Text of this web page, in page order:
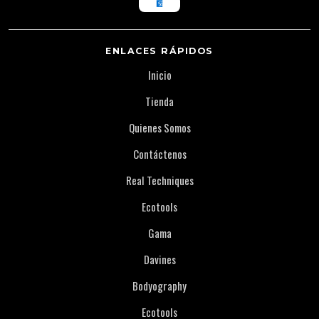
ENLACES RÁPIDOS
Inicio
Tienda
Quienes Somos
Contáctenos
Real Techniques
Ecotools
Gama
Davines
Bodyography
Ecotools